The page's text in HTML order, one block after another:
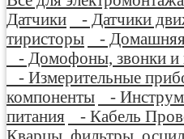
Датчики
- Датчики
тиристоры
- Домашняя
- Домофоны, звонки и
- Измерительные
компоненты
-
питания
- Кабель
Кварцы, фильтры,